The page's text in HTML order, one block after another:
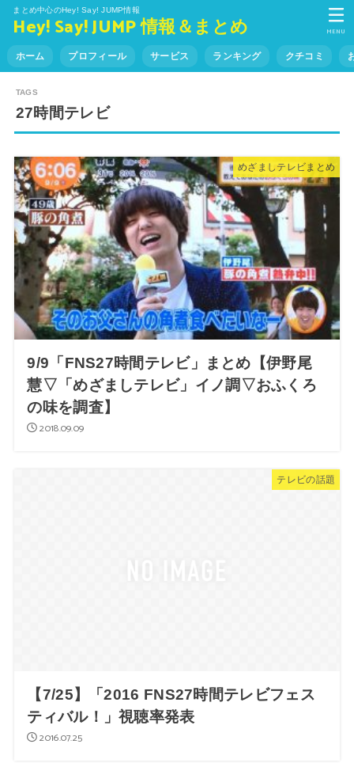
まとめ中心のHey! Say! JUMP情報
Hey! Say! JUMP 情報＆まとめ
ホーム プロフィール サービス ランキング クチコミ
MENU
27時間テレビ
めざましテレビまとめ
9/9「FNS27時間テレビ」まとめ【伊野尾
慧▽「めざましテレビ」イノ調▽おふくろ
の味を調査】
2018.09.09
テレビの話題
【7/25】「2016 FNS27時間テレビフェス
ティバル！」視聴率発表
2016.07.25